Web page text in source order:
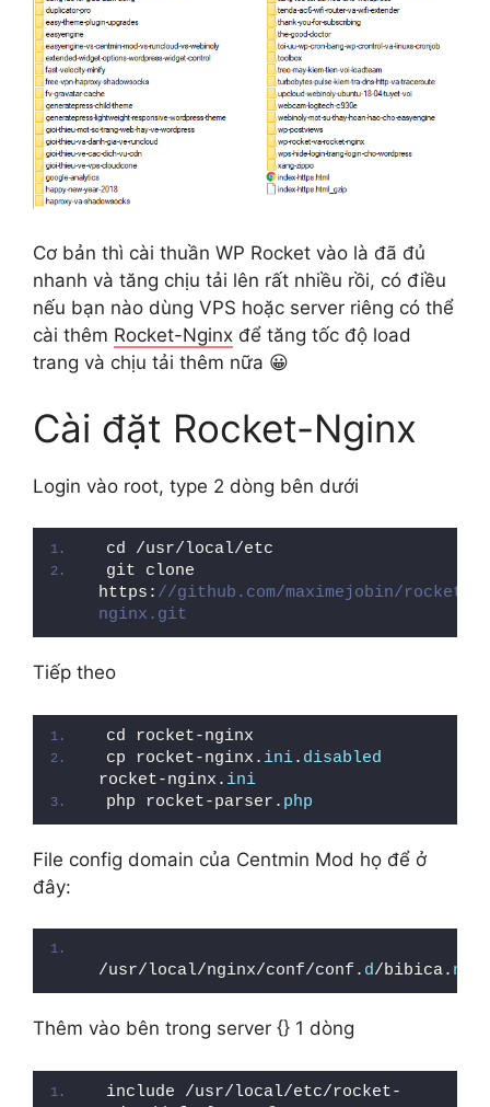
Cơ bản thì cài thuần WP Rocket vào là đã đủ
nhanh và tăng chịu tải lên rất nhiều rồi, có điều
nếu bạn nào dùng VPS hoặc server riêng có thể
cài thêm Rocket-Nginx để tăng tốc độ load
trang và chịu tải thêm nữa 😀
Cài đặt Rocket-Nginx
Login vào root, type 2 dòng bên dưới
cd /usr/local/etc
git clone
https: //github.com/maximejobin/rocket-
nginx.git
Tiếp theo
cd rocket-nginx
cp rocket-nginx. ini. disabled
rocket-nginx. ini
php rocket-parser. php
File config domain của Centmin Mod họ để ở
đây:
/usr/local/nginx/conf/conf. d/bibica. net
Thêm vào bên trong server {} 1 dòng
include /usr/local/etc/rocket-